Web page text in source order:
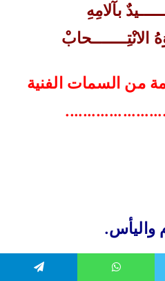
بآلامِهِ
الانْتِـــــــحابْ
من السمات الفنية
:
واليأس.